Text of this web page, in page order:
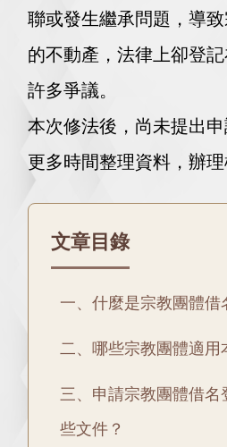
聯或發生繼承問題，導
的不動產，法律上卻登
許多爭議。
本次修法後，尚未提出
更多時間整理資料，辦理
文章目錄
一、什麼是宗教團體借
二、哪些宗教團體適用
三、申請宗教團體借名
些文件？